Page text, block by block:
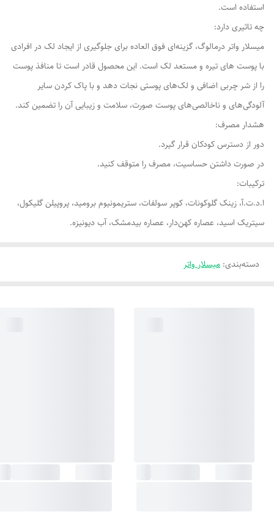
استفاده است.
چه تاثیری دارد:
میسلار واتر درمالوگ، گزینه‌ای فوق العاده برای جلوگیری از ایجاد لک در افرادی
با پوست های تیره و مستعد لک است. این محصول قادر است تا منافذ پوست
را از شر چربی اضافی و لک‌های پوستی نجات دهد و با پاک کردن سایر
آلودگی‌های و ناخالصی‌های پوست صورت، سلامت و زیبایی آن را تضمین کند.
هشدار مصرف:
دور از دسترس کودکان قرار گیرد.
در صورت داشتن حساسیت، مصرف را متوقف کنید.
ترکیبات:
ا.د.ت.آ، زینک گلوکونات، کوپر سولفات، ستریمونیوم برومید، پروپیلن گلیکول،
سیتریک اسید، عصاره کهن‌دار، عصاره بیدمشک، آب دیونیزه.
دسته‌بندی: میسلار واتر